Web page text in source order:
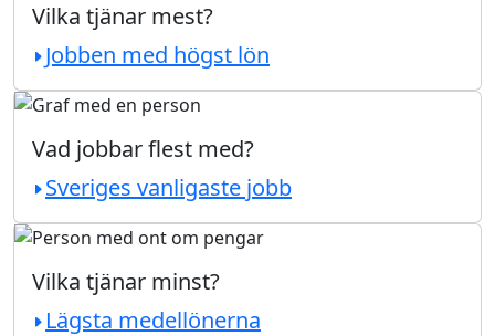
Vilka tjänar mest?
Jobben med högst lön
Vad jobbar flest med?
Sveriges vanligaste jobb
Vilka tjänar minst?
Lägsta medellönerna